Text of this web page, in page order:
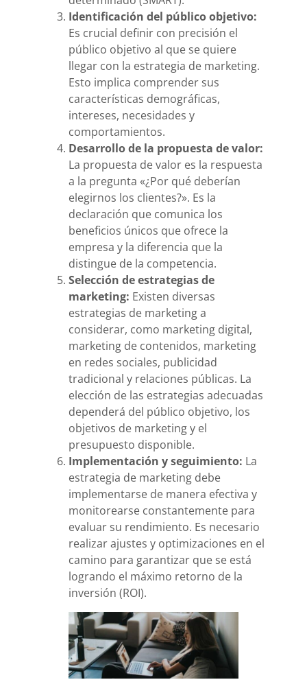
Identificación del público objetivo:
Es crucial definir con precisión el
público objetivo al que se quiere
llegar con la estrategia de marketing.
Esto implica comprender sus
características demográficas,
intereses, necesidades y
comportamientos.
Desarrollo de la propuesta de valor:
La propuesta de valor es la respuesta
a la pregunta «¿Por qué deberían
elegirnos los clientes?». Es la
declaración que comunica los
beneficios únicos que ofrece la
empresa y la diferencia que la
distingue de la competencia.
Selección de estrategias de
marketing: Existen diversas
estrategias de marketing a
considerar, como marketing digital,
marketing de contenidos, marketing
en redes sociales, publicidad
tradicional y relaciones públicas. La
elección de las estrategias adecuadas
dependerá del público objetivo, los
objetivos de marketing y el
presupuesto disponible.
Implementación y seguimiento: La
estrategia de marketing debe
implementarse de manera efectiva y
monitorearse constantemente para
evaluar su rendimiento. Es necesario
realizar ajustes y optimizaciones en el
camino para garantizar que se está
logrando el máximo retorno de la
inversión (ROI).